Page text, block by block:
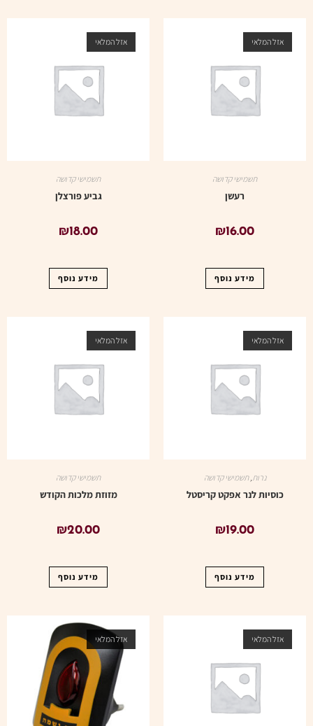
אזל המלאי
תשמישי קדושה
רעשן
₪16.00
מידע נוסף
אזל המלאי
תשמישי קדושה
גביע פורצלן
₪18.00
מידע נוסף
אזל המלאי
נרות,תשמישי קדושה
כוסיות לנר אפקט קריסטל
₪19.00
מידע נוסף
אזל המלאי
תשמישי קדושה
מזוזת מלכות הקודש
₪20.00
מידע נוסף
אזל המלאי אזל המלאי